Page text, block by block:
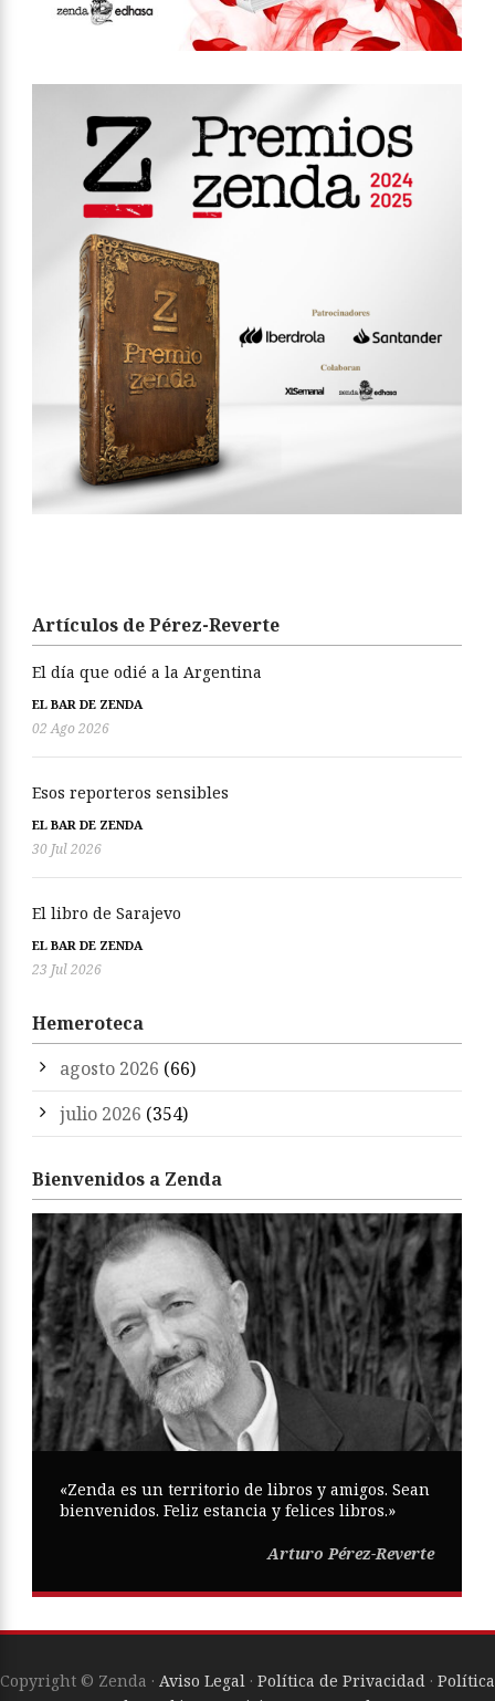
Artículos de Pérez-Reverte
El día que odié a la Argentina
EL BAR DE ZENDA
02 Ago 2026
Esos reporteros sensibles
EL BAR DE ZENDA
30 Jul 2026
El libro de Sarajevo
EL BAR DE ZENDA
23 Jul 2026
Hemeroteca
agosto 2026 (66)
julio 2026 (354)
Bienvenidos a Zenda
«Zenda es un territorio de libros y amigos. Sean
bienvenidos. Feliz estancia y felices libros.»
Arturo Pérez-Reverte
Copyright © Zenda · Aviso Legal · Política de Privacidad · Política